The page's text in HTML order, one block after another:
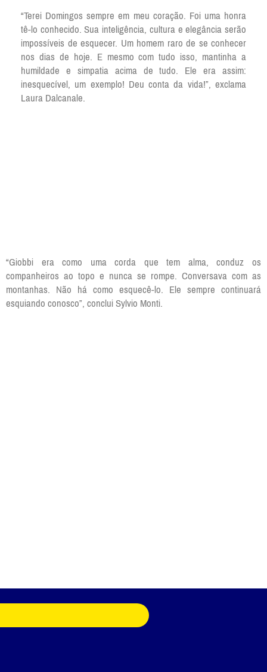
“Terei Domingos sempre em meu coração. Foi uma honra
tê-lo conhecido. Sua inteligência, cultura e elegância serão
impossíveis de esquecer. Um homem raro de se conhecer
nos dias de hoje. E mesmo com tudo isso, mantinha a
humildade e simpatia acima de tudo. Ele era assim:
inesquecível, um exemplo! Deu conta da vida!”, exclama
Laura Dalcanale.
“Giobbi era como uma corda que tem alma, conduz os
companheiros ao topo e nunca se rompe. Conversava com as
montanhas. Não há como esquecê-lo. Ele sempre continuará
esquiando conosco”, conclui Sylvio Monti.